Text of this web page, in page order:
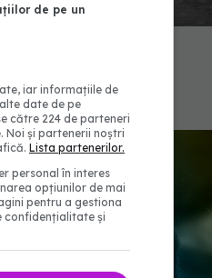
17:54
de pe un
iar informațiile de
date de pe
către 224 de parteneri
Noi și partenerii noștri
Lista partenerilor.
personal în interes
opțiunilor de mai
pentru a gestiona
confidențialitate și